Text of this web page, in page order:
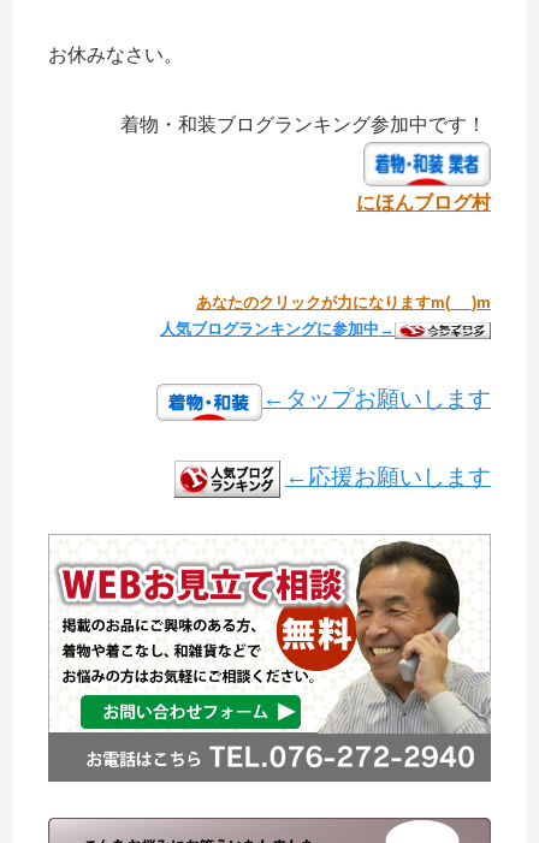
お休みなさい。
着物・和装ブログランキング参加中です！
にほんブログ村
あなたのクリックが力になりますm(_ _)m
人気ブログランキングに参加中→
←タップお願いします
←応援お願いします